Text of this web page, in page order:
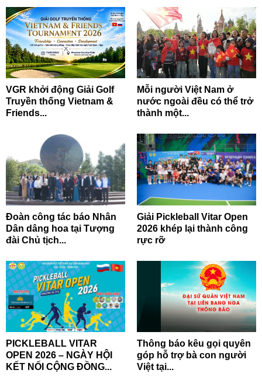
VGR khởi động Giải Golf
Truyền thống Vietnam &
Friends...
Mỗi người Việt Nam ở
nước ngoài đều có thể trở
thành một...
Đoàn công tác báo Nhân
Dân dâng hoa tại Tượng
đài Chủ tịch...
Giải Pickleball Vitar Open
2026 khép lại thành công
rực rỡ
PICKLEBALL VITAR
OPEN 2026 – NGÀY HỘI
KẾT NỐI CỘNG ĐỒNG...
Thông báo kêu gọi quyên
góp hỗ trợ bà con người
Việt tại...